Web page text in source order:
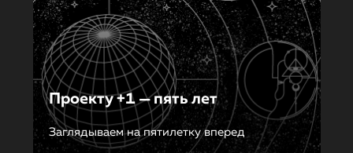
Проекту +1 — пять лет
Заглядываем на пятилетку вперед